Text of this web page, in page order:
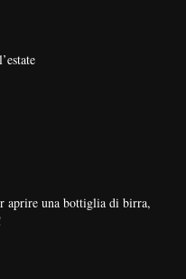
aprire una bottiglia di birra,